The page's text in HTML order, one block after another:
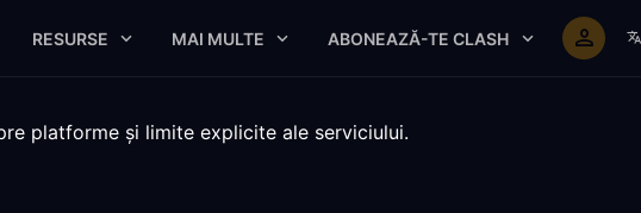
RESURSE MAI MULTE ABONEAZĂ-TE CLASH
platforme și limite explicite ale serviciului.